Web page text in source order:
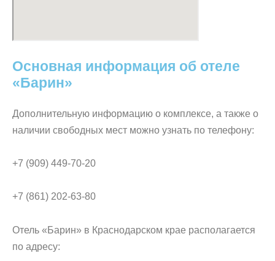
Основная информация об отеле
«Барин»
Дополнительную информацию о комплексе, а также о
наличии свободных мест можно узнать по телефону:
+7 (909) 449-70-20
+7 (861) 202-63-80
Отель «Барин» в Краснодарском крае располагается
по адресу: